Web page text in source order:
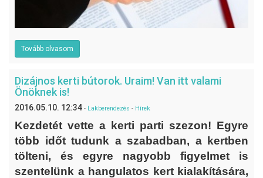
Tovább olvasom
Dizájnos kerti bútorok. Uraim! Van itt valami
Önöknek is!
2016.05.10. 12:34 - Lakberendezés - Hírek
Kezdetét vette a kerti parti szezon! Egyre
több időt tudunk a szabadban, a kertben
tölteni, és egyre nagyobb figyelmet is
szentelünk a hangulatos kert kialakítására,